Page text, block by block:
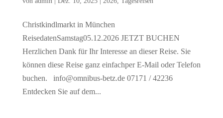
Christkindlmarkt in München
ReisedatenSamstag05.12.2026 JETZT BUCHEN
Herzlichen Dank für Ihr Interesse an dieser Reise. Sie
können diese Reise ganz einfachper E-Mail oder Telefon
buchen. info@omnibus-betz.de 07171 / 42236
Entdecken Sie auf dem...